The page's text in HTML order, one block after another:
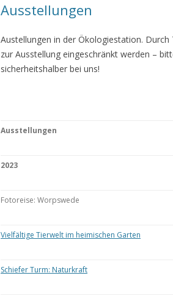
Ausstellungen
Austellungen in der Ökologiestation.
zur Ausstellung eingeschränkt werden –
sicherheitshalber bei uns!
Ausstellungen
2023
Fotoreise: Worpswede
Vielfältige Tierwelt im heimischen Garten
Schiefer Turm: Naturkraft